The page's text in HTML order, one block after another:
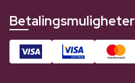
Betalingsmuligheter